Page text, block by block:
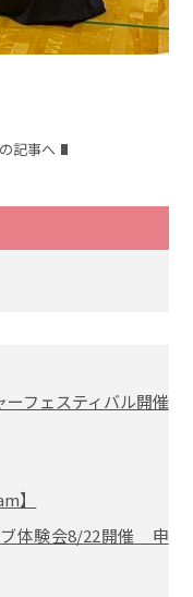
記事へ
フェスティバル開催
】
体験会8/22開催 申